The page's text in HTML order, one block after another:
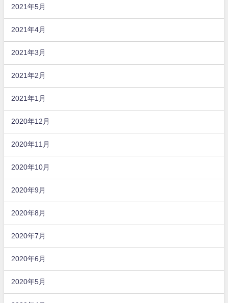
2021年5月
2021年4月
2021年3月
2021年2月
2021年1月
2020年12月
2020年11月
2020年10月
2020年9月
2020年8月
2020年7月
2020年6月
2020年5月